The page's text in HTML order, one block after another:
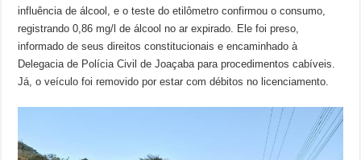
influência de álcool, e o teste do etilômetro confirmou o consumo,
registrando 0,86 mg/l de álcool no ar expirado. Ele foi preso,
informado de seus direitos constitucionais e encaminhado à
Delegacia de Polícia Civil de Joaçaba para procedimentos cabíveis.
Já, o veículo foi removido por estar com débitos no licenciamento.